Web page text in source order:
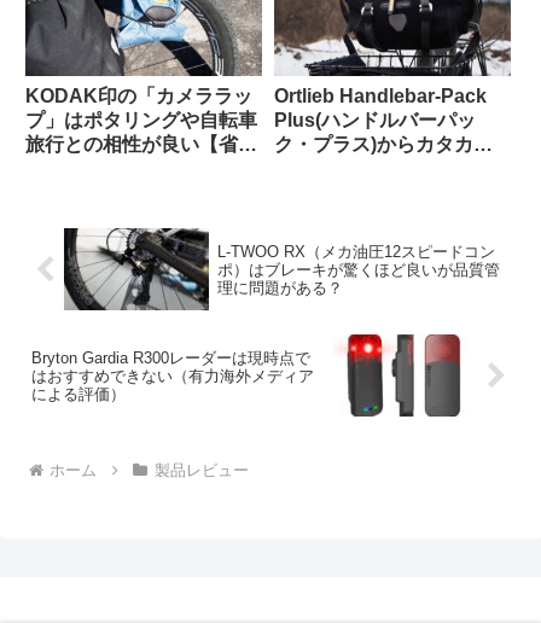
KODAK印の「カメララッ
プ」はポタリングや自転車
旅行との相性が良い【省ス
Ortlieb Handlebar-Pack
Plus(ハンドルバーパッ
ク・プラス)からカタカタ
L-TWOO RX（メカ油圧12スピードコン
ポ）はブレーキが驚くほど良いが品質管
理に問題がある？
Bryton Gardia R300レーダーは現時点で
はおすすめできない（有力海外メディア
による評価）
ホーム 製品レビュー